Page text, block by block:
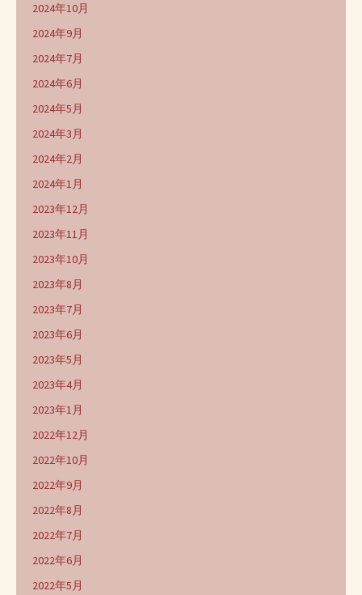
2024年10月
2024年9月
2024年7月
2024年6月
2024年5月
2024年3月
2024年2月
2024年1月
2023年12月
2023年11月
2023年10月
2023年8月
2023年7月
2023年6月
2023年5月
2023年4月
2023年1月
2022年12月
2022年10月
2022年9月
2022年8月
2022年7月
2022年6月
2022年5月